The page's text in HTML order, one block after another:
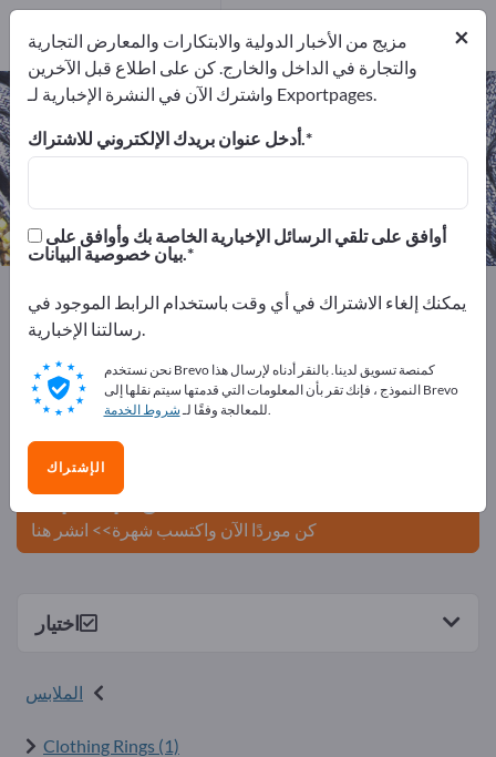
الخردوات – اعثر على الشركات المصنعة
والموردين
11
11
Exportpages المنسوجات الملابس الخردوات
أعلن مجانًا على Exportpages!
الاحتياجات – العروض – السلع المستعملة – جهات الاتصال
التجارية >> ابدأ من هنا
انشر شركتك ومنتجاتك على
Exportpages.
كن موردًا الآن واكتسب شهرة>> انشر هنا
اختيار
الملابس
Clothing Rings (1)
×
مزيج من الأخبار الدولية والابتكارات والمعارض التجارية
والتجارة في الداخل والخارج. كن على اطلاع قبل الآخرين
واشترك الآن في النشرة الإخبارية لـ Exportpages.
أدخل عنوان بريدك الإلكتروني للاشتراك.
بيان خصوصية البيانات.
يمكنك إلغاء الاشتراك في أي وقت باستخدام الرابط الموجود في
رسالتنا الإخبارية.
نحن نستخدم Brevo كمنصة تسويق لدينا. بالنقر أدناه لإرسال هذا
النموذج ، فإنك تقر بأن المعلومات التي قدمتها سيتم نقلها إلى Brevo
للمعالجة وفقًا لـشروط الخدمة .
الإشتراك